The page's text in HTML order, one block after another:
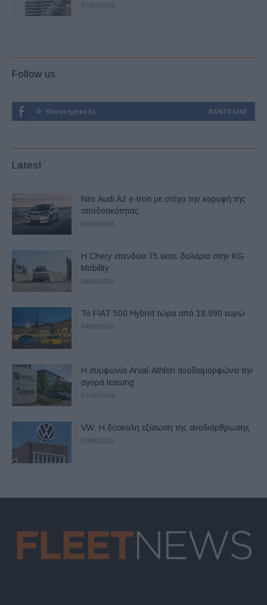
31/07/2026
Follow us
0 Υποστηρικτές ΚΆΝΤΕ LIKE
Latest
Νέο Audi A2 e-tron με στόχο την κορυφή της
αποδοτικότητας
05/08/2026
Η Chery επενδύει 75 εκατ. δολάρια στην KG
Mobility
04/08/2026
Το FIAT 500 Hybrid τώρα από 18.990 ευρώ
04/08/2026
Η συμφωνία Arval-Athlon αναδιαμορφώνει την
αγορά leasing
03/08/2026
VW: Η δύσκολη εξίσωση της αναδιάρθρωσης
03/08/2026